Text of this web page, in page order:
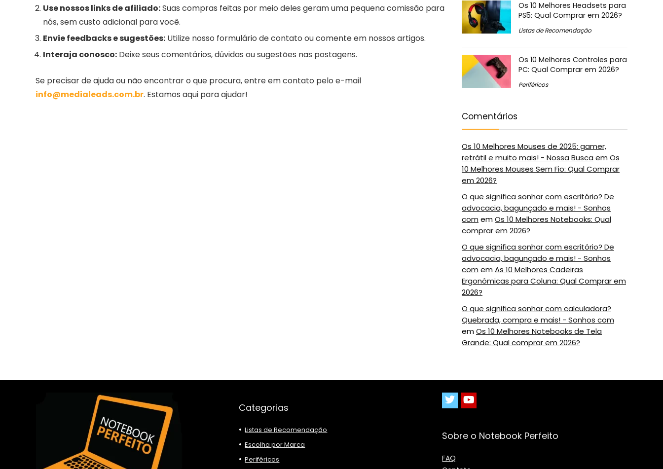
Use nossos links de afiliado:Suas compras feitas por meio deles geram uma pequena comissão para
nós, sem custo adicional para você.
Envie feedbacks e sugestões: Utilize nosso formulário de contato ou comente em nossos artigos.
Interaja conosco: Deixe seus comentários, dúvidas ou sugestões nas postagens.
Se precisar de ajuda ou não encontrar o que procura, entre em contato pelo e-mail
info@medialeads.com.br. Estamos aqui para ajudar!
Os 10 Melhores Headsets para
PS5: Qual Comprar em 2026?
Listas de Recomendação
Os 10 Melhores Controles para
PC: Qual Comprar em 2026?
Periféricos
Comentários
Os 10 Melhores Mouses de 2025: gamer,
retrátil e muito mais! - Nossa Busca emOs
10 Melhores Mouses Sem Fio: Qual Comprar
em 2026?
O que significa sonhar com escritório? De
advocacia, bagunçado e mais! - Sonhos
com emOs 10 Melhores Notebooks: Qual
comprar em 2026?
O que significa sonhar com escritório? De
advocacia, bagunçado e mais! - Sonhos
com emAs 10 Melhores Cadeiras
Ergonômicas para Coluna: Qual Comprar em
2026?
O que significa sonhar com calculadora?
Quebrada, compra e mais! - Sonhos com
emOs 10 Melhores Notebooks de Tela
Grande: Qual comprar em 2026?
Categorias
Listas de Recomendação
Escolha por Marca
Periféricos
Sobre o Notebook Perfeito
FAQ